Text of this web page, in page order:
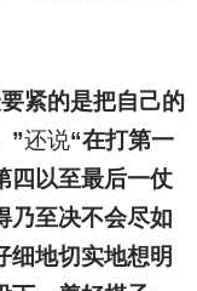
紧的是把自己的
”还说“在打第一
四以至最后一仗
至决不会尽如
细地切实地想明